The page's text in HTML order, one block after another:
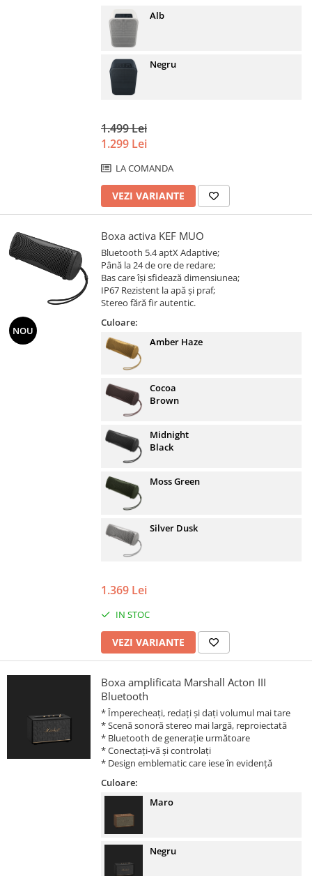
Alb
Negru
1.499 Lei
1.299 Lei
LA COMANDA
VEZI VARIANTE
NOU
Boxa activa KEF MUO
Bluetooth 5.4 aptX Adaptive;
Până la 24 de ore de redare;
Bas care îşi sfidează dimensiunea;
IP67 Rezistent la apă și praf;
Stereo fără fir autentic.
Culoare:
Amber Haze
Cocoa
Brown
Midnight
Black
Moss Green
Silver Dusk
1.369 Lei
IN STOC
VEZI VARIANTE
Boxa amplificata Marshall Acton III
Bluetooth
* Împerecheați, redați și dați volumul mai tare
* Scenă sonoră stereo mai largă, reproiectată
* Bluetooth de generație următoare
* Conectați-vă și controlați
* Design emblematic care iese în evidență
Culoare:
Maro
Negru